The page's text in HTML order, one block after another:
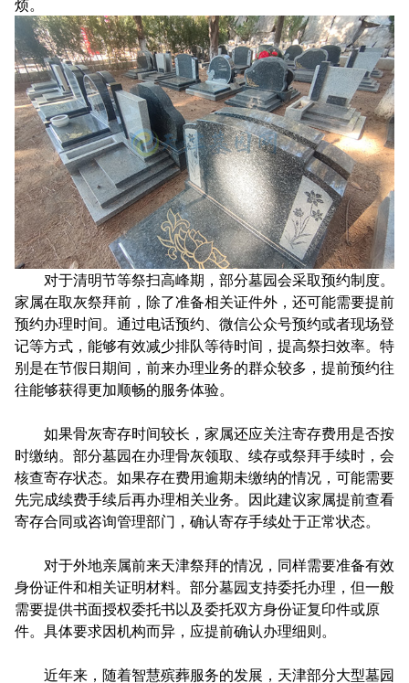
烦。
对于清明节等祭扫高峰期，部分墓园会采取预约制度。
家属在取灰祭拜前，除了准备相关证件外，还可能需要提前
预约办理时间。通过电话预约、微信公众号预约或者现场登
记等方式，能够有效减少排队等待时间，提高祭扫效率。特
别是在节假日期间，前来办理业务的群众较多，提前预约往
往能够获得更加顺畅的服务体验。
如果骨灰寄存时间较长，家属还应关注寄存费用是否按
时缴纳。部分墓园在办理骨灰领取、续存或祭拜手续时，会
核查寄存状态。如果存在费用逾期未缴纳的情况，可能需要
先完成续费手续后再办理相关业务。因此建议家属提前查看
寄存合同或咨询管理部门，确认寄存手续处于正常状态。
对于外地亲属前来天津祭拜的情况，同样需要准备有效
身份证件和相关证明材料。部分墓园支持委托办理，但一般
需要提供书面授权委托书以及委托双方身份证复印件或原
件。具体要求因机构而异，应提前确认办理细则。
近年来，随着智慧殡葬服务的发展，天津部分大型墓园